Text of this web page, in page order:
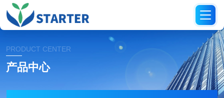
PRODUCT CENTER
产品中心